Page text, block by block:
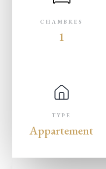
CHAMBRES
1
TYPE
Appartement